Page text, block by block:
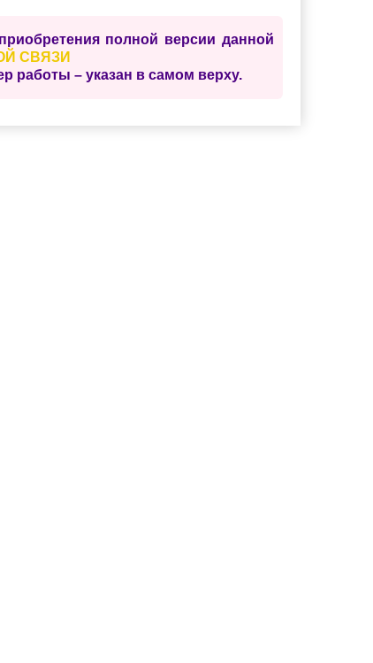
полной версии данной
СВЯЗИ
– указан в самом верху.